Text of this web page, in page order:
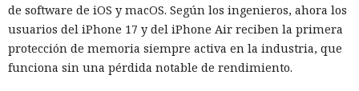
de software de iOS y macOS. Según los ingenieros, ahora los
usuarios del iPhone 17 y del iPhone Air reciben la primera
protección de memoria siempre activa en la industria, que
funciona sin una pérdida notable de rendimiento.